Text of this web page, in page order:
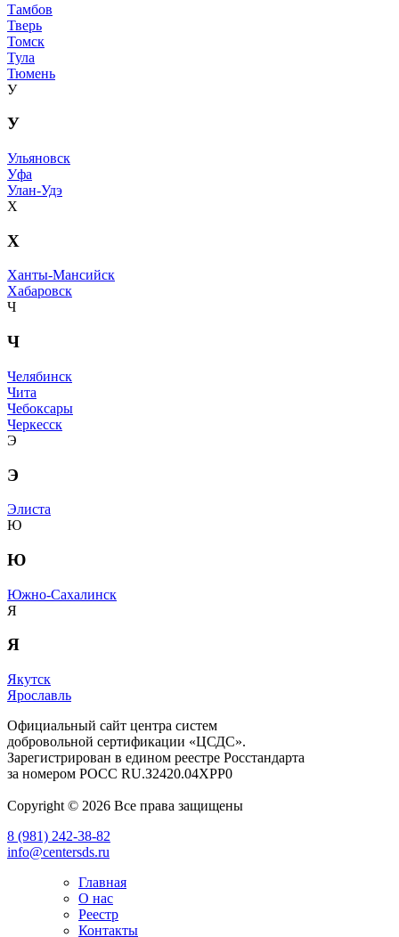
Тамбов
Тверь
Томск
Тула
Тюмень
У
У
Ульяновск
Уфа
Улан-Удэ
Х
Х
Ханты-Мансийск
Хабаровск
Ч
Ч
Челябинск
Чита
Чебоксары
Черкесск
Э
Э
Элиста
Ю
Ю
Южно-Сахалинск
Я
Я
Якутск
Ярославль
Официальный сайт центра систем
добровольной сертификации «ЦСДС».
Зарегистрирован в едином реестре Росстандарта
за номером РОСС RU.З2420.04ХРР0
Copyright © 2026 Все права защищены
8 (981) 242-38-82
info@centersds.ru
Главная
О нас
Реестр
Контакты